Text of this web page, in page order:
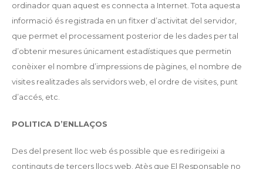
ordinador quan aquest es connecta a Internet. Tota aquesta
informació és registrada en un fitxer d’activitat del servidor,
que permet el processament posterior de les dades per tal
d’obtenir mesures únicament estadístiques que permetin
conèixer el nombre d’impressions de pàgines, el nombre de
visites realitzades als servidors web, el ordre de visites, punt
d’accés, etc.
POLITICA D’ENLLAÇOS
Des del present lloc web és possible que es redirigeixi a
continguts de tercers llocs web. Atès que El Responsable no